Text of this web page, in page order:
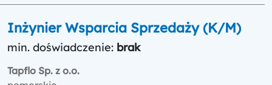
Inżynier Wsparcia Sprzedaży (K/M)
min. doświadczenie: brak
Tapflo Sp. z o.o.